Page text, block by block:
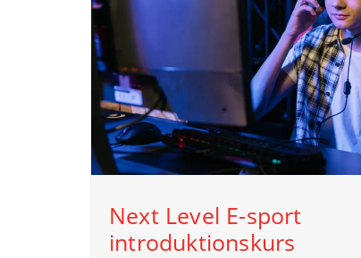
Next Level E-sport
introduktionskurs